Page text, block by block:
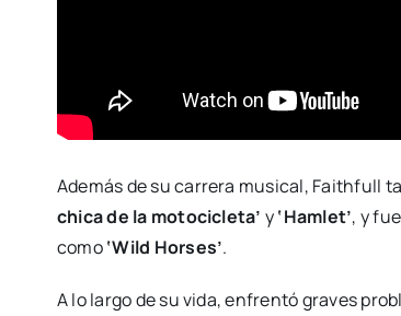
Además de su carrera musical, Faithfull
chica de la motocicleta’ y‘Hamlet’, y
como‘Wild Horses’.
A lo largo de su vida, enfrentó graves